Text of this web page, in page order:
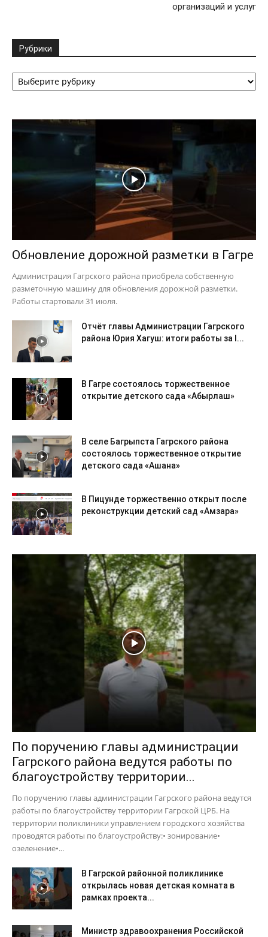
организаций и услуг
Рубрики
Рубрики
Обновление дорожной разметки в Гагре
Администрация Гагрского района приобрела собственную
разметочную машину для обновления дорожной разметки.
Работы стартовали 31 июля.
Отчёт главы Администрации Гагрского
района Юрия Хагуш: итоги работы за I...
В Гагре состоялось торжественное
открытие детского сада «Абырлаш»
В селе Багрыпста Гагрского района
состоялось торжественное открытие
детского сада «Ашана»
В Пицунде торжественно открыт после
реконструкции детский сад «Амзара»
По поручению главы администрации
Гагрского района ведутся работы по
благоустройству территории...
По поручению главы администрации Гагрского района ведутся
работы по благоустройству территории Гагрской ЦРБ. На
территории поликлиники управлением городского хозяйства
проводятся работы по благоустройству:• зонирование•
озеленение•...
В Гагрской районной поликлинике
открылась новая детская комната в
рамках проекта...
Министр здравоохранения Российской